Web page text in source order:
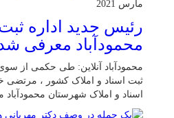
مارس 2021
رئیس جدید اداره
محمودآباد معرفی
محمودآباد آنلاین: طی حکمی از
ثبت اسناد و املاک کشور ، مرتضی
اسناد و املاک شهرستان